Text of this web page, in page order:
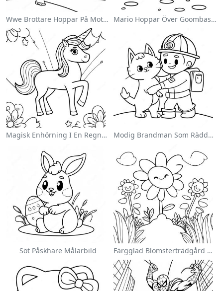
Wwe Brottare Hoppar På Motståndare Målarbild Mario Hoppar Över Goombas Målarbild
Magisk Enhörning I En Regnbåge Målarbild Modig Brandman Som Räddar En Katt Målarbild
Söt Påskhare Målarbild Färgglad Blomsterträdgård Målarbild